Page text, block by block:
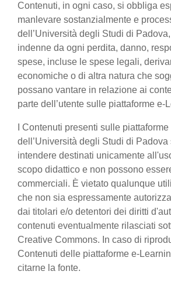
Contenuti, in ogni caso, si obbliga
manlevare sostanzialmente e
dell’Università degli Studi di
indenne da ogni perdita, danno,
spese, incluse le spese legali,
economiche o di altra natura che
possano vantare in relazione ai
parte dell’utente sulle piattaforme e-
I Contenuti presenti sulle
dell’Università degli Studi di Padova
intendere destinati unicamente
scopo didattico e non possono
commerciali. È vietato qualunque
che non sia espressamente
dai titolari e/o detentori dei diritti
contenuti eventualmente rilasciati
Creative Commons. In caso di
Contenuti delle piattaforme e-
citarne la fonte.